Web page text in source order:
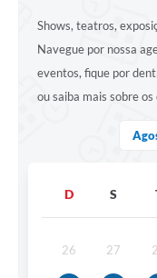
Shows, teatros,
Navegue por nossa
eventos, fique por
ou saiba mais sobre
D S
26 27